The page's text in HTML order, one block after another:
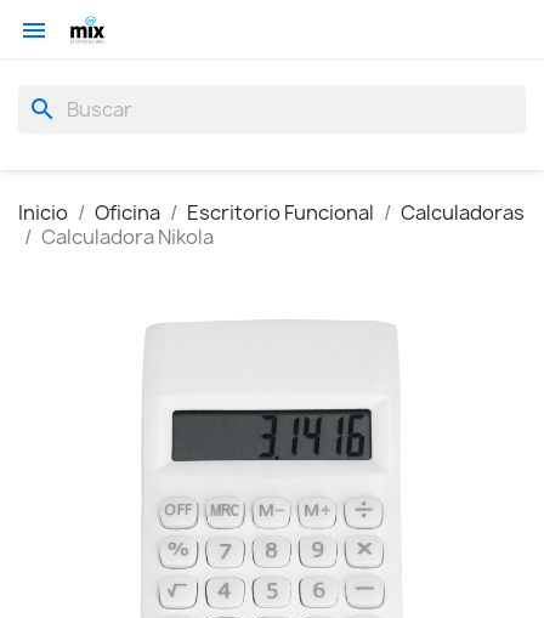

search
Inicio Oficina Escritorio Funcional
Calculadoras
Calculadora Nikola